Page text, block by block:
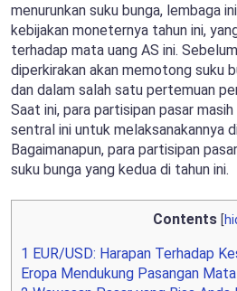
menurunkan suku bunga, lembaga
kebijakan moneternya tahun ini,
terhadap mata uang AS ini.
diperkirakan akan memotong suku
dan dalam salah satu pertemuan
Saat ini, para partisipan pasar
sentral ini untuk melaksanakannya
Bagaimanapun, para partisipan
suku bunga yang kedua di tahun ini.
Contents [
1 EUR/USD: Harapan Terhadap
Eropa Mendukung Pasangan